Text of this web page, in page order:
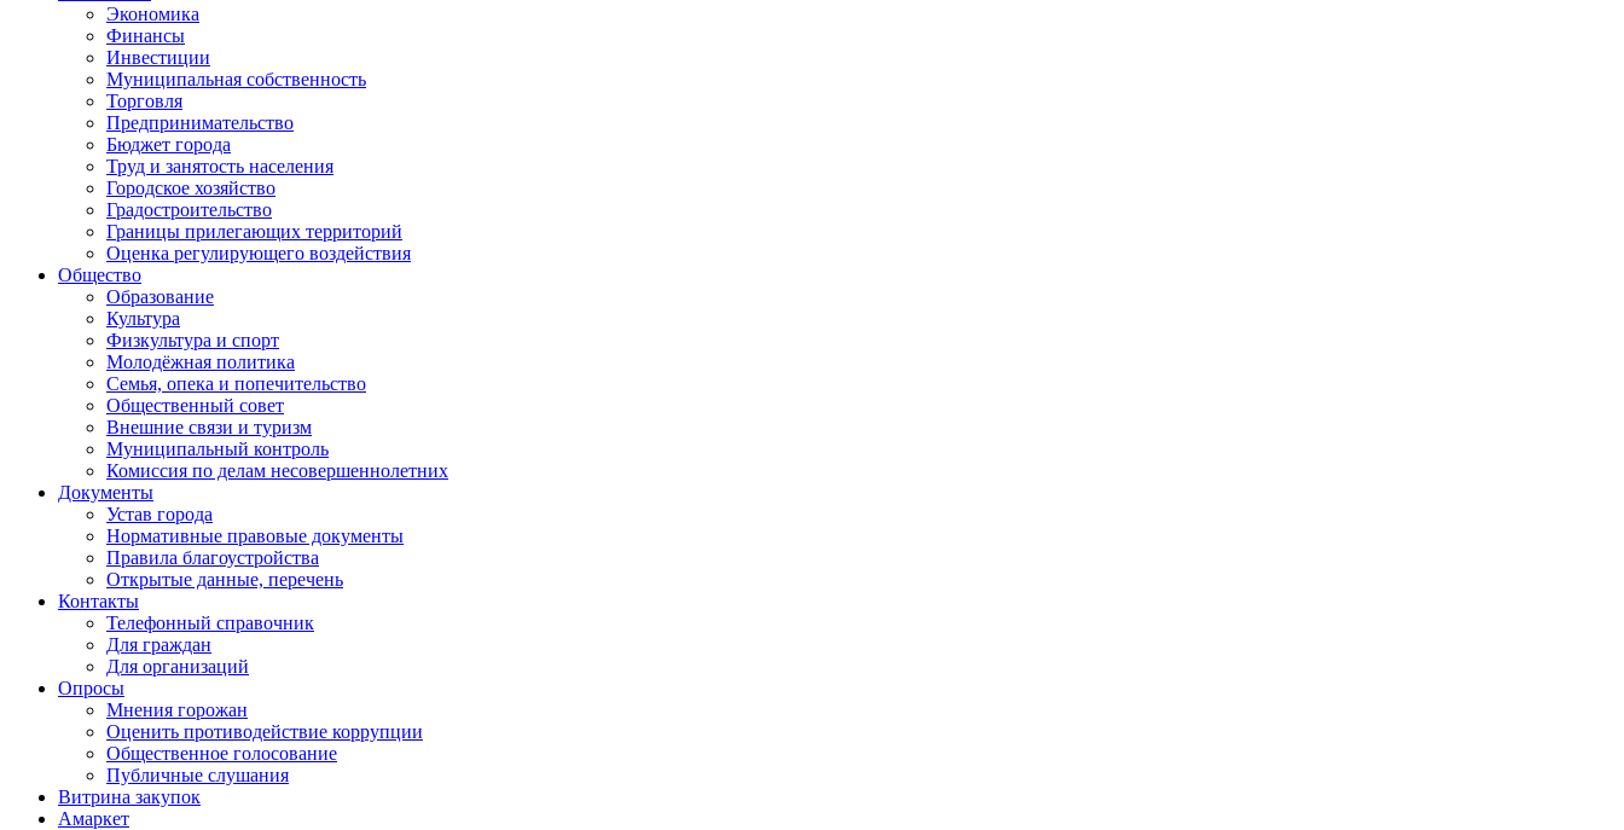
Экономика
Финансы
Инвестиции
Муниципальная собственность
Торговля
Предпринимательство
Бюджет города
Труд и занятость населения
Городское хозяйство
Градостроительство
Границы прилегающих территорий
Оценка регулирующего воздействия
Общество
Образование
Культура
Физкультура и спорт
Молодёжная политика
Семья, опека и попечительство
Общественный совет
Внешние связи и туризм
Муниципальный контроль
Комиссия по делам несовершеннолетних
Документы
Устав города
Нормативные правовые документы
Правила благоустройства
Открытые данные, перечень
Контакты
Телефонный справочник
Для граждан
Для организаций
Опросы
Мнения горожан
Оценить противодействие коррупции
Общественное голосование
Публичные слушания
Витрина закупок
Амаркет